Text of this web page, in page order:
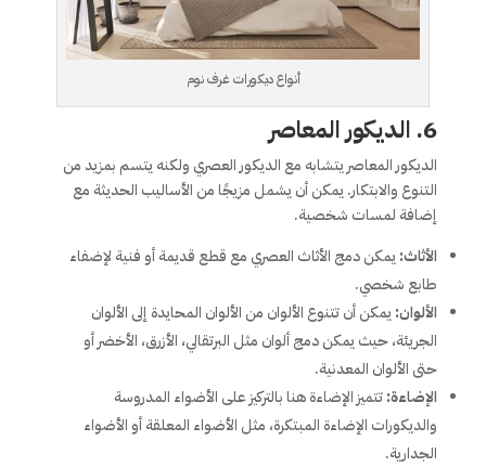
أنواع ديكورات غرف نوم
6. الديكور المعاصر
الديكور المعاصر يتشابه مع الديكور العصري ولكنه يتسم بمزيد من
التنوع والابتكار. يمكن أن يشمل مزيجًا من الأساليب الحديثة مع
إضافة لمسات شخصية.
الأثاث:يمكن دمج الأثاث العصري مع قطع قديمة أو فنية لإضفاء
طابع شخصي.
الألوان:يمكن أن تتنوع الألوان من الألوان المحايدة إلى الألوان
الجريئة، حيث يمكن دمج ألوان مثل البرتقالي، الأزرق، الأخضر أو
حتى الألوان المعدنية.
الإضاءة:تتميز الإضاءة هنا بالتركيز على الأضواء المدروسة
والديكورات الإضاءة المبتكرة، مثل الأضواء المعلقة أو الأضواء
الجدارية.